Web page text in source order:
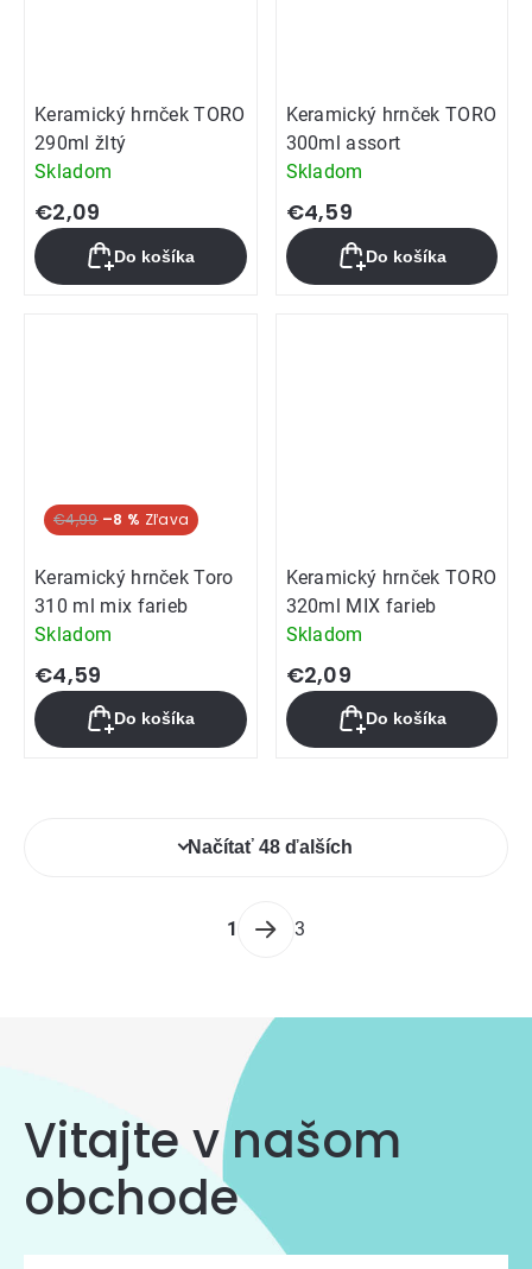
Keramický hrnček TORO
290ml žltý
Skladom
€2,09
Do košíka
Keramický hrnček TORO
300ml assort
Skladom
€4,59
Do košíka
€4,99 –8 %
Keramický hrnček Toro
310 ml mix farieb
Skladom
€4,59
Do košíka
Keramický hrnček TORO
320ml MIX farieb
Skladom
€2,09
Do košíka
Ovládacie
Načítať 48 ďalších
Stránkovanie
1 3
Vitajte v našom
obchode